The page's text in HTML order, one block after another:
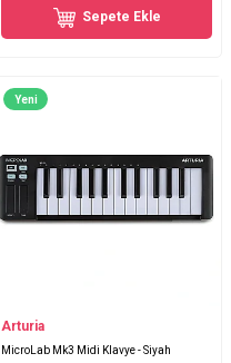
Sepete Ekle
Yeni
Arturia
MicroLab Mk3 Midi Klavye - Siyah